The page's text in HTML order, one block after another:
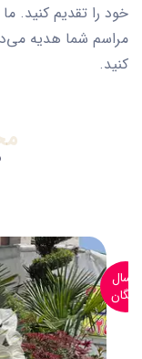
خود را تقدیم کنید.
مراسم شما هدیه
کنید.
ارسال
رایگان